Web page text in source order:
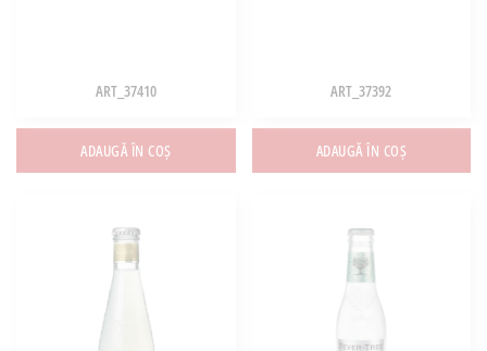
ART_37410
ADAUGĂ ÎN COȘ
ART_37392
ADAUGĂ ÎN COȘ